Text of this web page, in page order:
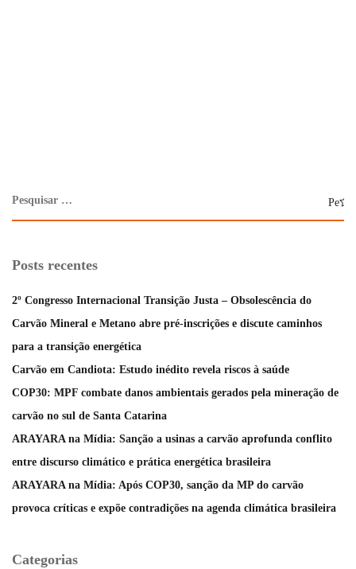
Posts recentes
2º Congresso Internacional Transição Justa – Obsolescência do
Carvão Mineral e Metano abre pré-inscrições e discute caminhos
para a transição energética
Carvão em Candiota: Estudo inédito revela riscos à saúde
COP30: MPF combate danos ambientais gerados pela mineração de
carvão no sul de Santa Catarina
ARAYARA na Mídia: Sanção a usinas a carvão aprofunda conflito
entre discurso climático e prática energética brasileira
ARAYARA na Mídia: Após COP30, sanção da MP do carvão
provoca críticas e expõe contradições na agenda climática brasileira
Categorias